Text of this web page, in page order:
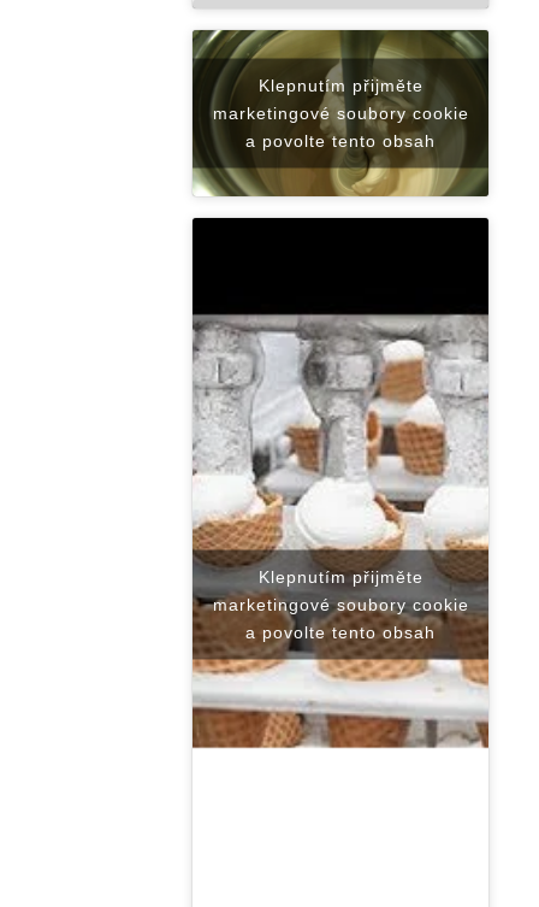
Klepnutím přijměte
marketingové soubory cookie
a povolte tento obsah
marketingové soubory cookie
a povolte tento obsah
Klepnutím přijměte
marketingové soubory cookie
a povolte tento obsah
Klepnutím přijměte